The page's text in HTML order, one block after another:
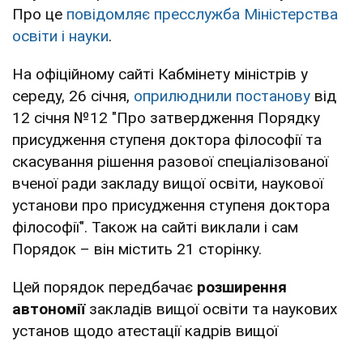
Про це повідомляє пресслужба Міністерства
освіти і науки.
На офіційному сайті Кабмінету міністрів у
середу, 26 січня, оприлюднили постанову від
12 січня №12 "Про затвердження Порядку
присудження ступеня доктора філософії та
скасування рішення разової спеціалізованої
вченої ради закладу вищої освіти, наукової
установи про присудження ступеня доктора
філософії". Також на сайті виклали і сам
Порядок – він містить 21 сторінку.
Цей порядок передбачає розширення
автономії закладів вищої освіти та наукових
установ щодо атестації кадрів вищої